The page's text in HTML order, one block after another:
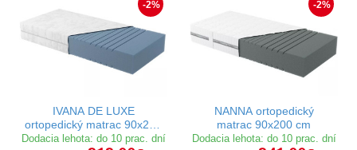
-2%
IVANA DE LUXE
ortopedický matrac 90x200
cm
Dodacia lehota: do 10 prac. dní
-2%
NANNA ortopedický
matrac 90x200 cm
Dodacia lehota: do 10 prac. dní